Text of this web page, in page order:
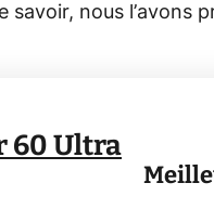
savoir, nous l’avons
60 Ultra